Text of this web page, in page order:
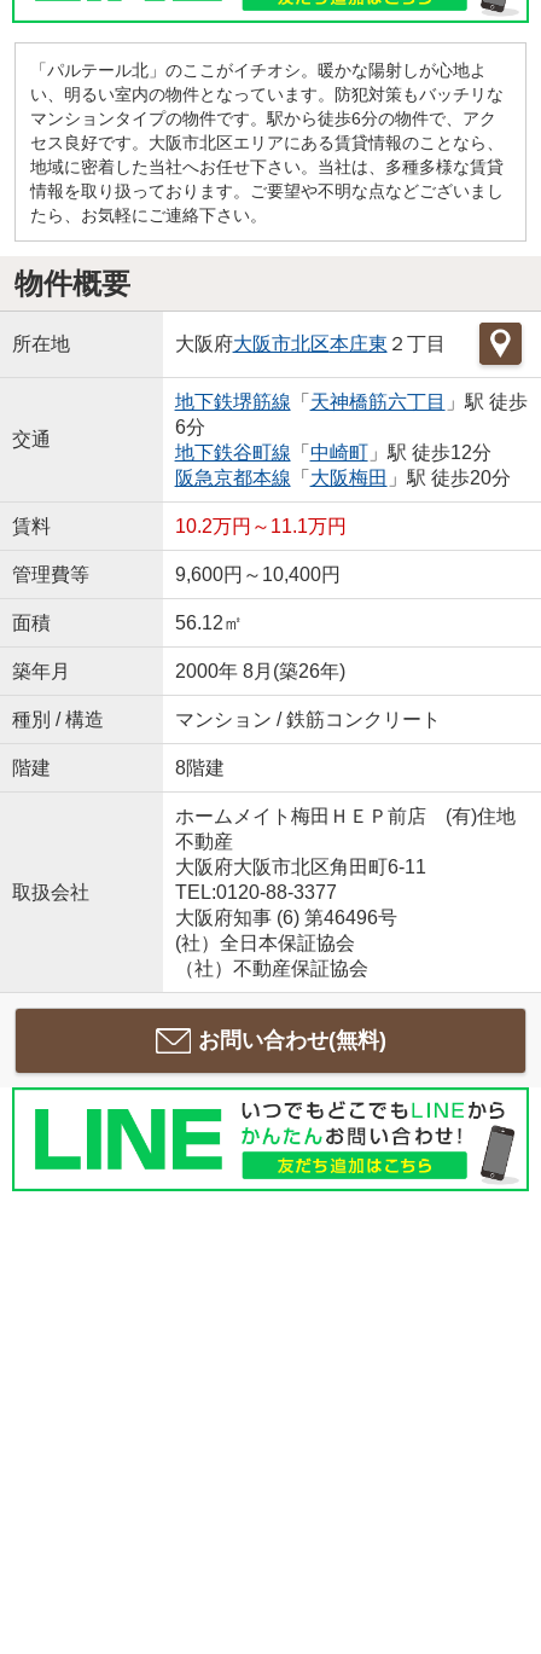
「パルテール北」のここがイチオシ。暖かな陽射しが心地よ
い、明るい室内の物件となっています。防犯対策もバッチリな
マンションタイプの物件です。駅から徒歩6分の物件で、アク
セス良好です。大阪市北区エリアにある賃貸情報のことなら、
地域に密着した当社へお任せ下さい。当社は、多種多様な賃貸
情報を取り扱っております。ご要望や不明な点などございまし
たら、お気軽にご連絡下さい。
物件概要
所在地 大阪府大阪市北区本庄東 ２丁目
交通
地下鉄堺筋線 「 天神橋筋六丁目 」駅 徒歩
6分
地下鉄谷町線 「 中崎町」駅 徒歩12分
阪急京都本線 「 大阪梅田 」駅 徒歩20分
賃料 10.2万円～11.1万円
管理費等 9,600円～10,400円
面積 56.12㎡
築年月 2000年 8月(築26年)
種別 / 構造 マンション / 鉄筋コンクリート
階建 8階建
取扱会社
ホームメイト梅田ＨＥＰ前店 (有)住地
不動産
大阪府大阪市北区角田町6-11
TEL:0120-88-3377
大阪府知事 (6) 第46496号
(社）全日本保証協会
（社）不動産保証協会
お問い合わせ(無料)